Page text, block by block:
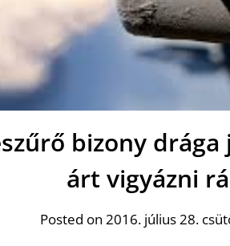
bizony
árt vigyázni
Posted on 2016. július 28.